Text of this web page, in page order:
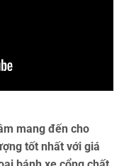
mang đến cho
tốt nhất với giá